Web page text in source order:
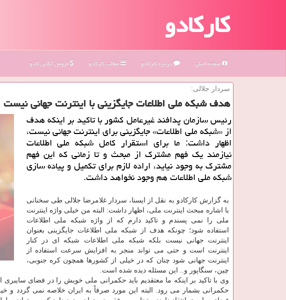
کارکادو
صفحه اصلی درباره كاركادو مطالب كاركادو فروش آنلاین کادو
سردار جلالی:
هدف شبكه ملی اطلاعات جایگزینی با اینترنت جهانی نیست
رئیس سازمان پدافند غیرعامل كشور با تاكید بر اینكه هدف
از «شبكه ملی اطلاعات» جایگزینی برای اینترنت جهانی نیست،
اظهار داشت: ما برای استقرار كامل شبكه ملی اطلاعات
نیازمند یك فهم مشترك از مبحث و تا زمانی كه این فهم
مشترك به وجود نیاید، اراده لازم برای تكمیل و پیاده سازی
شبكه ملی اطلاعات هم وجود نخواهد داشت.
به گزارش کارکادو به نقل از ایسنا، سردار غلامرضا جلالی طی سخنانی
با اشاره مبحث اینترنت ملی، اظهار داشت: البته من خیلی واژه اینترنت
ملی را نمی پسندم و تاکید دارم که از واژه شبکه ملی اطلاعات
استفاده شود؛ چونکه هدف از شبکه ملی اطلاعات جایگزینی بعنوان
اینترنت جهانی نیست بلکه شبکه ملی اطلاعات شبکه ای در کنار
اینترنت است و حتی می تواند منجر به افزایش سرعت استفاده از
اینترنت جهانی شود چنان که در خیلی از کشورها همچون کره جنوبی،
چین، سنگاپور و.. این مسئله دیده شده است.
وی با تاکید بر اینکه ما معتقدیم باید حکمرانی ملی خویش را در فضای
حکمرانی بشمار می رود. البته این مورد صرفاً به ایران خلاصه نمی گردد و